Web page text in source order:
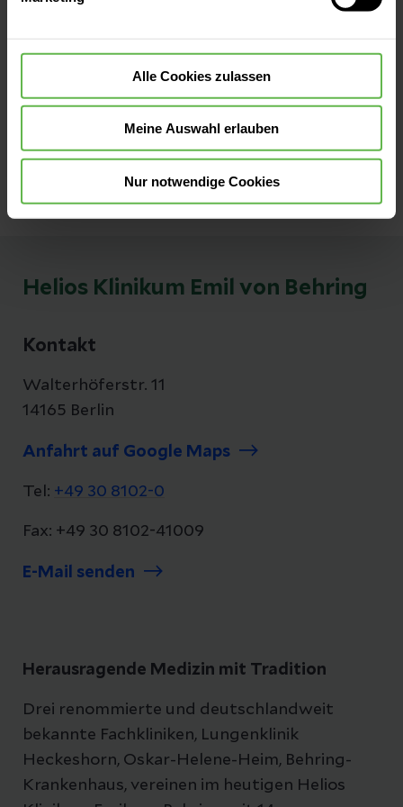
Alle Cookies zulassen
Meine Auswahl erlauben
Nur notwendige Cookies
Videosequenzen und Texte) außerhalb der
Grenzen des Urheberrechts ist ohne
ausdrückliche Zustimmung des
Diensteanbieters nicht gestattet.
Helios Klinikum Emil von Behring
Kontakt
Walterhöferstr. 11
14165 Berlin
Anfahrt auf Google Maps
Tel: +49 30 8102-0
Fax: +49 30 8102-41009
E-Mail senden
Herausragende Medizin mit Tradition
Drei renommierte und deutschlandweit
bekannte Fachkliniken, Lungenklinik
Heckeshorn, Oskar-Helene-Heim, Behring-
Krankenhaus, vereinen im heutigen Helios